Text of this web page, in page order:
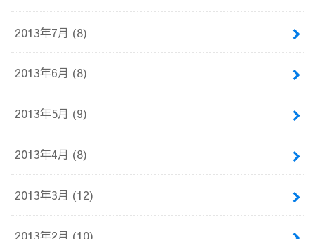
2013年7月 (8)
2013年6月 (8)
2013年5月 (9)
2013年4月 (8)
2013年3月 (12)
2013年2月 (10)